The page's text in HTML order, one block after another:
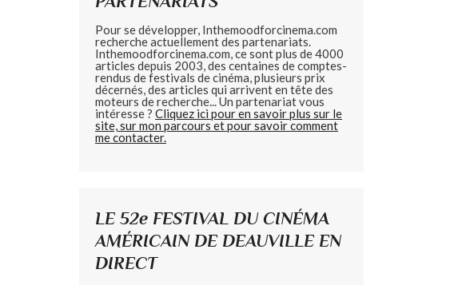
Pour se développer, Inthemoodforcinema.com
recherche actuellement des partenariats.
Inthemoodforcinema.com, ce sont plus de 4000
articles depuis 2003, des centaines de comptes-
rendus de festivals de cinéma, plusieurs prix
décernés, des articles qui arrivent en tête des
moteurs de recherche... Un partenariat vous
intéresse ? Cliquez ici pour en savoir plus sur le
site, sur mon parcours et pour savoir comment
me contacter.
LE 52e FESTIVAL DU CINÉMA
AMÉRICAIN DE DEAUVILLE EN
DIRECT